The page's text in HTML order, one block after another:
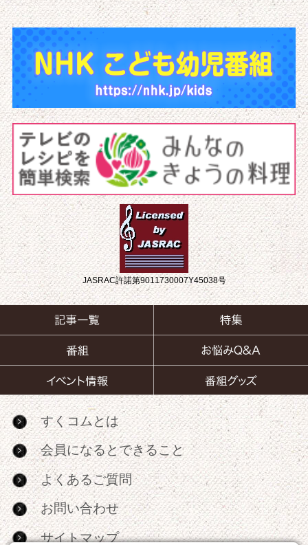
JASRAC許諾第9011730007Y45038号
すくコムとは
会員になるとできること
よくあるご質問
お問い合わせ
サイトマップ